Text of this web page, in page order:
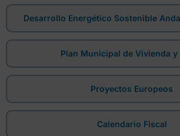
Desarrollo Energético Sostenible
Plan Municipal de Vivienda y
Proyectos Europeos
Calendario Fiscal